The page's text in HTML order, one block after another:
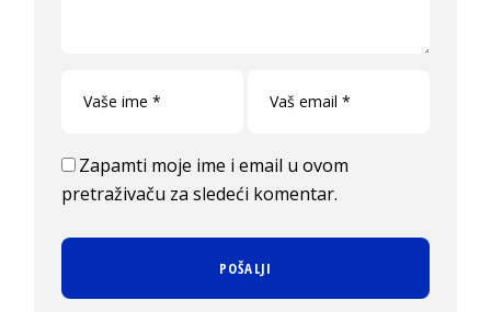
Zapamti moje ime i email u ovom
pretraživaču za sledeći komentar.